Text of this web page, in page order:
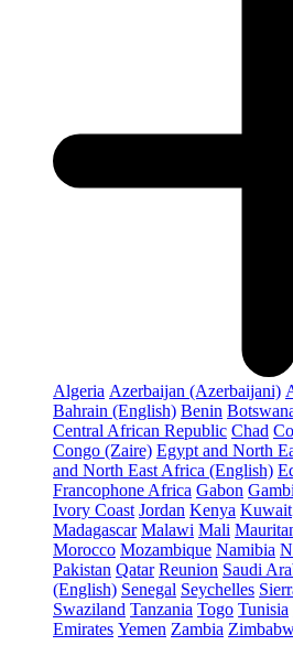
Algeria Azerbaijan (Azerbaijani)
Bahrain (English) Benin
Central African Republic Chad
Congo (Zaire) Egypt and North
and North East Africa (English)
Francophone Africa Gabon
Ivory Coast Jordan Kenya Kuwait
Madagascar Malawi Mali
Morocco Mozambique Namibia
Pakistan Qatar Reunion Saudi
(English) Senegal Seychelles
Swaziland Tanzania Togo Tunisia
Emirates Yemen Zambia